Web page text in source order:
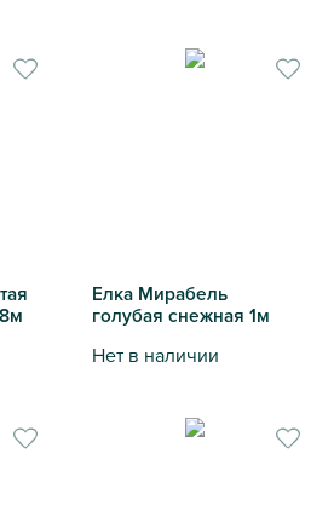
Елка Мирабель
голубая снежная 1м
Нет в наличии